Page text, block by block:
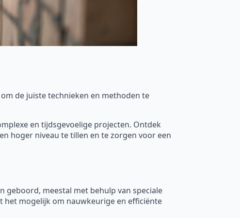
de juiste technieken en methoden te
en tijdsgevoelige projecten. Ontdek
hoger niveau te tillen en te zorgen voor een
geboord, meestal met behulp van speciale
het mogelijk om nauwkeurige en efficiënte